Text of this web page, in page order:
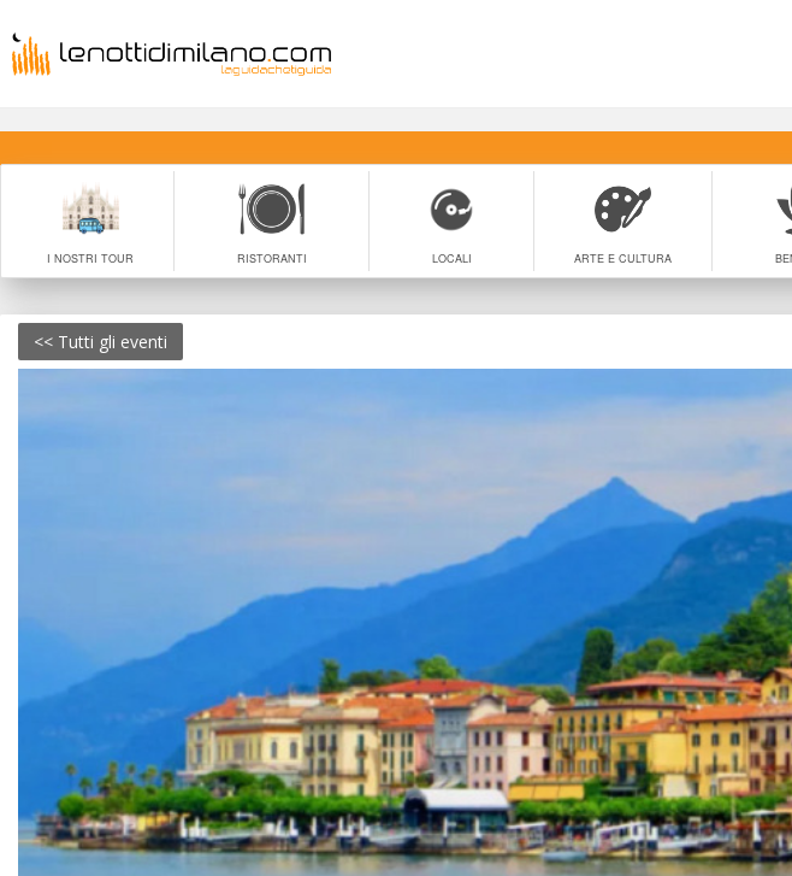
I NOSTRI TOUR RISTORANTI LOCALI ARTE E CULTURA
<< Tutti gli eventi